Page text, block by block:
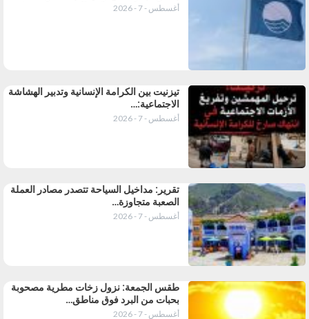
أغسطس - 7 - 2026
تيزنيت بين الكرامة الإنسانية وتدبير الهشاشة
الاجتماعية:…
أغسطس - 7 - 2026
تقرير: مداخيل السياحة تتصدر مصادر العملة
الصعبة متجاوزة…
أغسطس - 7 - 2026
طقس الجمعة: نزول زخات مطرية مصحوبة
بحبات من البرد فوق مناطق…
أغسطس - 7 - 2026